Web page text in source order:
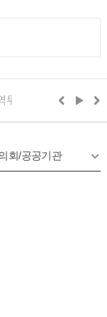
자24 구리시의회
회/공공기관